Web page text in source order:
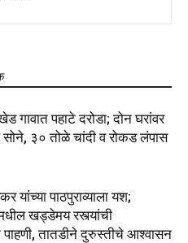
गावात पहाटे दरोडा; दोन घरांवर
३० तोळे चांदी व रोकड लंपास
यांच्या पाठपुराव्याला यश;
खड्डेमय रस्त्यांची
तातडीने दुरुस्तीचे आश्वासन